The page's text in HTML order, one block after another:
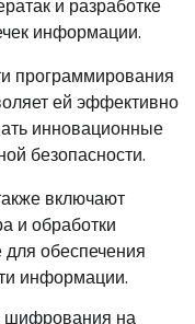
и разработке
информации.
программирования
ей эффективно
инновационные
безопасности.
включают
и обработки
обеспечения
информации.
шифрования на